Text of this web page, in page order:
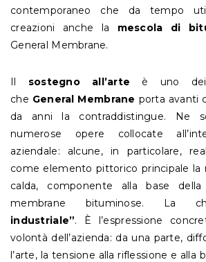
contemporaneo che da tempo
creazioni anche la mescola di
General Membrane.
Il sostegno all’arte è uno dei
che General Membrane porta avanti
da anni la contraddistingue. Ne
numerose opere collocate
aziendale: alcune, in particolare,
come elemento pittorico principale la
calda, componente alla base
membrane bituminose. La
industriale”. È l’espressione
volontà dell’azienda: da una parte,
l’arte, la tensione alla riflessione e alla